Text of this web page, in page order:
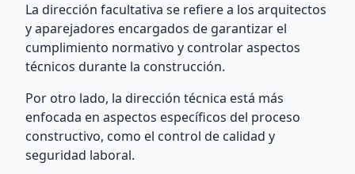
La dirección facultativa se refiere a los arquitectos
y aparejadores encargados de garantizar el
cumplimiento normativo y controlar aspectos
técnicos durante la construcción.
Por otro lado, la dirección técnica está más
enfocada en aspectos específicos del proceso
constructivo, como el control de calidad y
seguridad laboral.